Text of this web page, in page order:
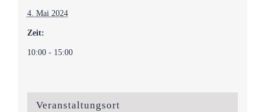
4. Mai 2024
Zeit:
10:00 - 15:00
Veranstaltungsort